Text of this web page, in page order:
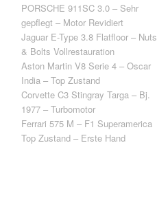
PORSCHE 911SC 3.0 – Sehr
gepflegt – Motor Revidiert
Jaguar E-Type 3.8 Flatfloor – Nuts
& Bolts Vollrestauration
Aston Martin V8 Serie 4 – Oscar
India – Top Zustand
Corvette C3 Stingray Targa – Bj.
1977 – Turbomotor
Ferrari 575 M – F1 Superamerica
Top Zustand – Erste Hand